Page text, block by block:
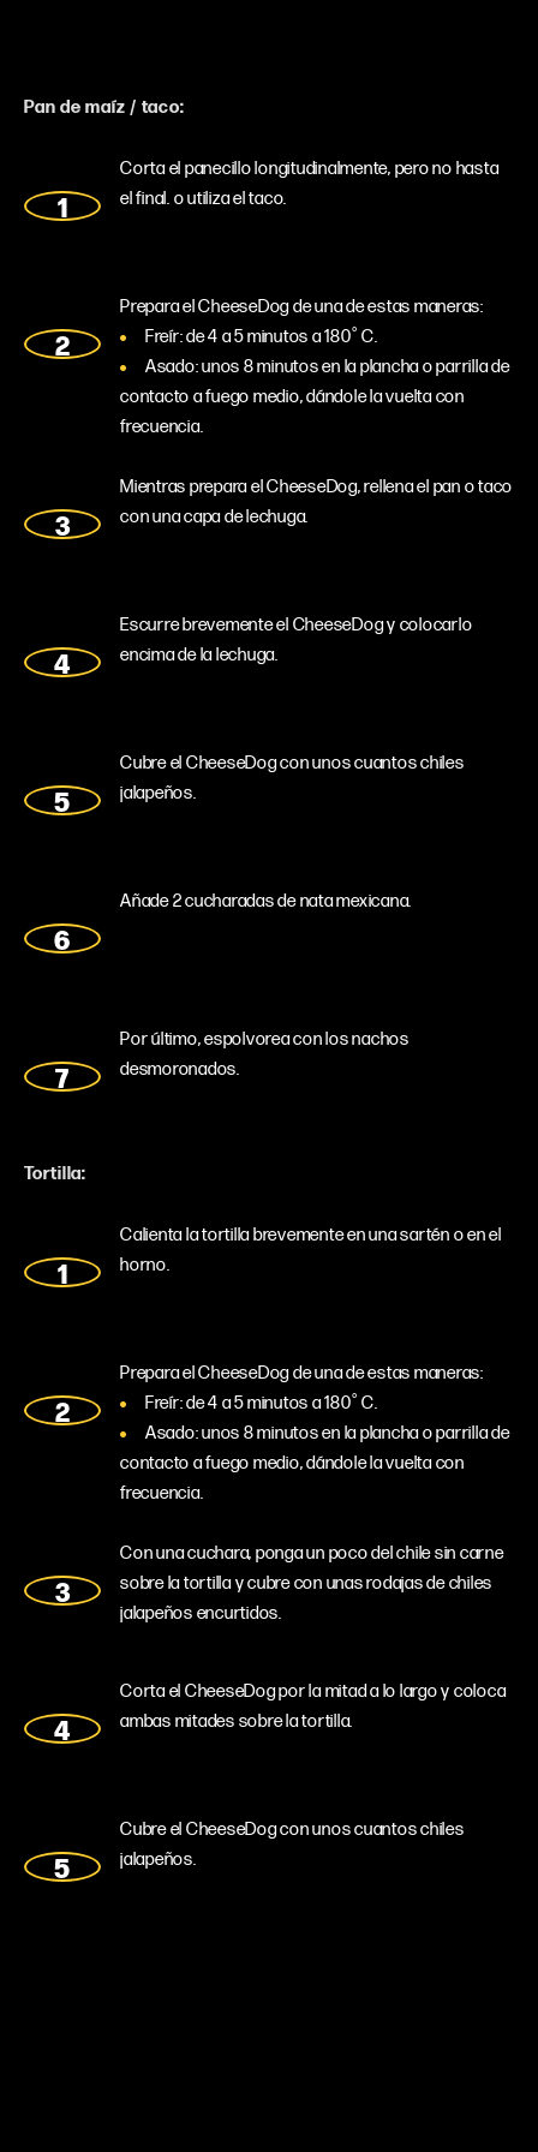
Pan de maíz / taco:
Corta el panecillo longitudinalmente, pero no hasta
el final. o utiliza el taco.
Prepara el CheeseDog de una de estas maneras:
Freír: de 4 a 5 minutos a 180˚ C.
Asado: unos 8 minutos en la plancha o parrilla de
contacto a fuego medio, dándole la vuelta con
frecuencia.
Mientras prepara el CheeseDog, rellena el pan o taco
con una capa de lechuga.
Escurre brevemente el CheeseDog y colocarlo
encima de la lechuga.
Cubre el CheeseDog con unos cuantos chiles
jalapeños.
Añade 2 cucharadas de nata mexicana.
Por último, espolvorea con los nachos
desmoronados.
Tortilla:
Calienta la tortilla brevemente en una sartén o en el
horno.
Prepara el CheeseDog de una de estas maneras:
Freír: de 4 a 5 minutos a 180˚ C.
Asado: unos 8 minutos en la plancha o parrilla de
contacto a fuego medio, dándole la vuelta con
frecuencia.
Con una cuchara, ponga un poco del chile sin carne
sobre la tortilla y cubre con unas rodajas de chiles
jalapeños encurtidos.
Corta el CheeseDog por la mitad a lo largo y coloca
ambas mitades sobre la tortilla.
Cubre el CheeseDog con unos cuantos chiles
jalapeños.